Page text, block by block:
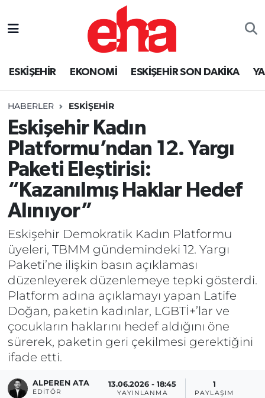
ESKİŞEHİR EKONOMİ ESKİŞEHİR SON DAKİKA
HABERLER ESKİŞEHİR
Eskişehir Kadın
Platformu’ndan 12. Yargı
Paketi Eleştirisi:
“Kazanılmış Haklar Hedef
Alınıyor”
Eskişehir Demokratik Kadın Platformu
üyeleri, TBMM gündemindeki 12. Yargı
Paketi’ne ilişkin basın açıklaması
düzenleyerek düzenlemeye tepki gösterdi.
Platform adına açıklamayı yapan Latife
Doğan, paketin kadınlar, LGBTİ+’lar ve
çocukların haklarını hedef aldığını öne
sürerek, paketin geri çekilmesi gerektiğini
ifade etti.
ALPEREN ATA
EDITÖR
13.06.2026 - 18:45
YAYINLANMA
1
PAYLAŞIM